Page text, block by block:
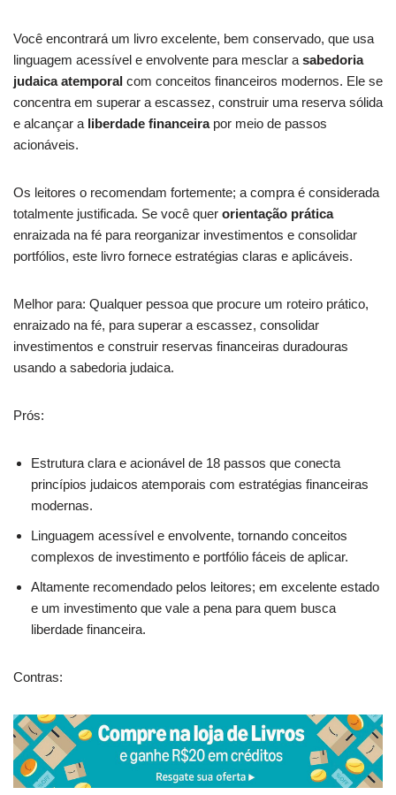
Você encontrará um livro excelente, bem conservado, que usa
linguagem acessível e envolvente para mesclar a sabedoria
judaica atemporal com conceitos financeiros modernos. Ele se
concentra em superar a escassez, construir uma reserva sólida
e alcançar a liberdade financeirapor meio de passos
acionáveis.
Os leitores o recomendam fortemente; a compra é considerada
totalmente justificada. Se você quer orientação prática
enraizada na fé para reorganizar investimentos e consolidar
portfólios, este livro fornece estratégias claras e aplicáveis.
Melhor para: Qualquer pessoa que procure um roteiro prático,
enraizado na fé, para superar a escassez, consolidar
investimentos e construir reservas financeiras duradouras
usando a sabedoria judaica.
Prós:
Estrutura clara e acionável de 18 passos que conecta
princípios judaicos atemporais com estratégias financeiras
modernas.
Linguagem acessível e envolvente, tornando conceitos
complexos de investimento e portfólio fáceis de aplicar.
Altamente recomendado pelos leitores; em excelente estado
e um investimento que vale a pena para quem busca
liberdade financeira.
Contras: